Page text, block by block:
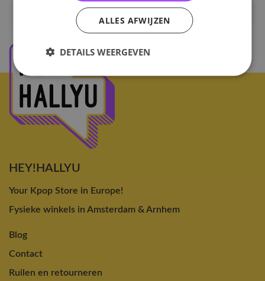
KPOP
HEY!HALLYU
Your Kpop Store in Europe!
Fysieke winkels in Amsterdam & Arnhem
Blog
Contact
Ruilen en retourneren
ALLES AFWIJZEN
DETAILS WEERGEVEN